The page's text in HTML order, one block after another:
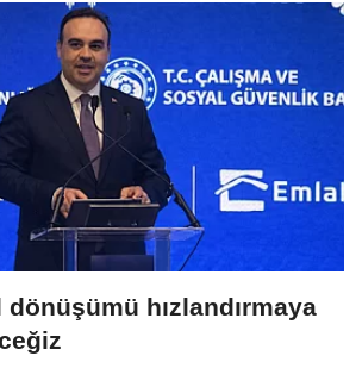
dönüşümü hızlandırmaya